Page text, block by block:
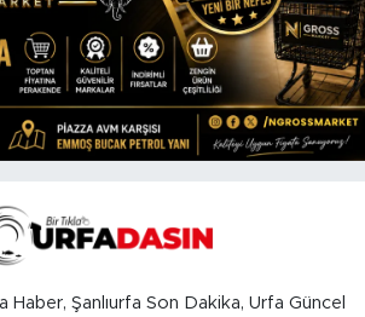
Haber, Şanlıurfa Son Dakika, Urfa Güncel